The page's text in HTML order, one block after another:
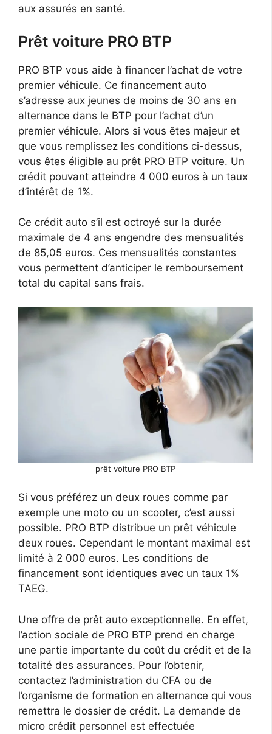
aux assurés en santé.
Prêt voiture PRO BTP
PRO BTP vous aide à financer l’achat de votre
premier véhicule. Ce financement auto
s’adresse aux jeunes de moins de 30 ans en
alternance dans le BTP pour l’achat d’un
premier véhicule. Alors si vous êtes majeur et
que vous remplissez les conditions ci-dessus,
vous êtes éligible au prêt PRO BTP voiture. Un
crédit pouvant atteindre 4 000 euros à un taux
d’intérêt de 1%.
Ce crédit auto s’il est octroyé sur la durée
maximale de 4 ans engendre des mensualités
de 85,05 euros. Ces mensualités constantes
vous permettent d’anticiper le remboursement
total du capital sans frais.
prêt voiture PRO BTP
Si vous préférez un deux roues comme par
exemple une moto ou un scooter, c’est aussi
possible. PRO BTP distribue un prêt véhicule
deux roues. Cependant le montant maximal est
limité à 2 000 euros. Les conditions de
financement sont identiques avec un taux 1%
TAEG.
Une offre de prêt auto exceptionnelle. En effet,
l’action sociale de PRO BTP prend en charge
une partie importante du coût du crédit et de la
totalité des assurances. Pour l’obtenir,
contactez l’administration du CFA ou de
l’organisme de formation en alternance qui vous
remettra le dossier de crédit. La demande de
micro crédit personnel est effectuée